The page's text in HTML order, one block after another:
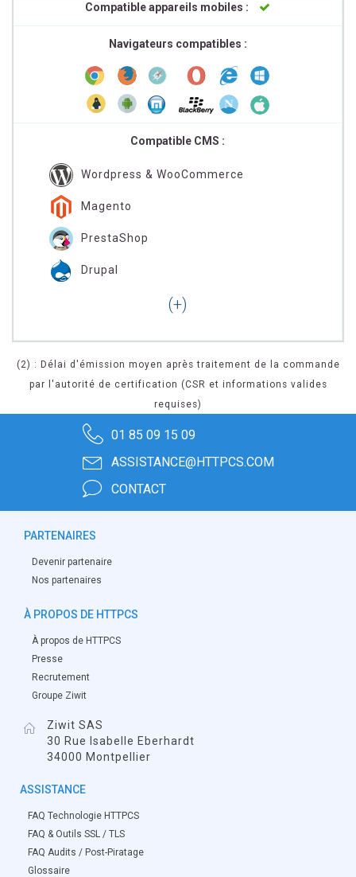
Compatible appareils mobiles :
Navigateurs compatibles :
Compatible CMS :
Wordpress & WooCommerce
Magento
PrestaShop
Drupal
(2) : Délai d'émission moyen après traitement de la commande
par l'autorité de certification (CSR et informations valides
requises)
01 85 09 15 09
ASSISTANCE@HTTPCS.COM
CONTACT
PARTENAIRES
Devenir partenaire
Nos partenaires
À PROPOS DE HTTPCS
À propos de HTTPCS
Presse
Recrutement
Groupe Ziwit
Ziwit SAS
30 Rue Isabelle Eberhardt
34000 Montpellier
ASSISTANCE
FAQ Technologie HTTPCS
FAQ & Outils SSL / TLS
FAQ Audits / Post-Piratage
Glossaire